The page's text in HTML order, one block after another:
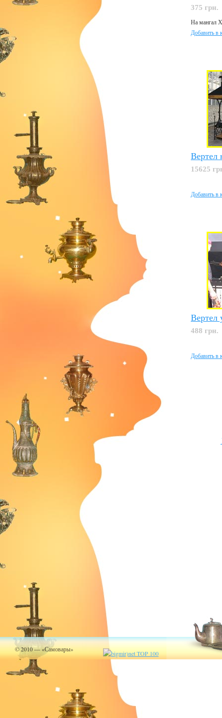
375 грн.
На мангал
Добавить в
Вертел
15625
Добавить в
Вертел
488 грн.
Добавить в
© 2010 — «Самовары»